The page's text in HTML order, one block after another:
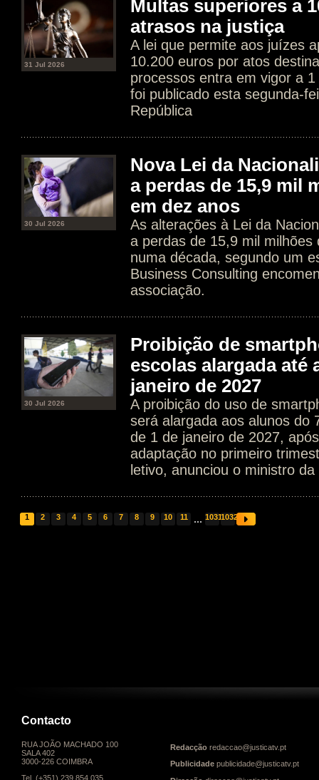
31 Jul 2026
Multas superiores a
atrasos na justiça
A lei que permite aos juízes
10.200 euros por atos
processos entra em vigor a
foi publicado esta segunda-
República
30 Jul 2026
Nova Lei da
a perdas de 15,9 mil
em dez anos
As alterações à Lei da
a perdas de 15,9 mil milhões
numa década, segundo um
Business Consulting
associação.
30 Jul 2026
Proibição de
escolas alargada até
janeiro de 2027
A proibição do uso de
será alargada aos alunos do
de 1 de janeiro de 2027,
adaptação no primeiro
letivo, anunciou o ministro
1 2 3 4 5 6 7 8 9 10 11 ... 10311032
Contacto
RUA JOÃO MACHADO 100
SALA 402
3000-226 COIMBRA
Tel. (+351) 239 854 035
Redacção redaccao@justicatv.pt
Publicidade publicidade@justicatv.pt